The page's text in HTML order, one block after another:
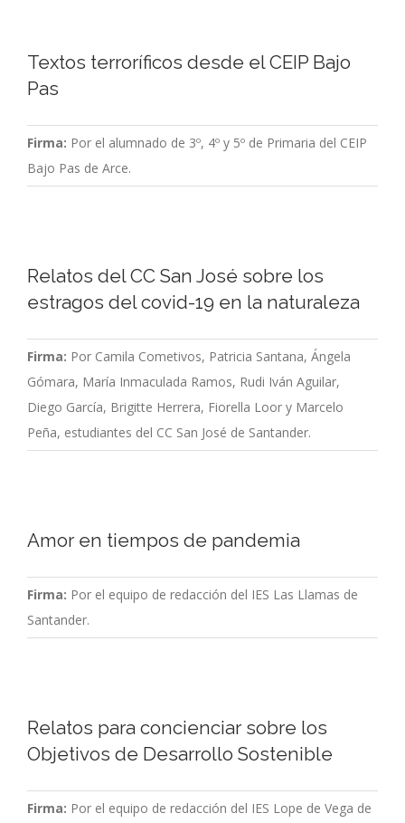
Textos terroríficos desde el CEIP Bajo
Pas
Firma: Por el alumnado de 3º, 4º y 5º de Primaria del CEIP
Bajo Pas de Arce.
Relatos del CC San José sobre los
estragos del covid-19 en la naturaleza
Firma: Por Camila Cometivos, Patricia Santana, Ángela
Gómara, María Inmaculada Ramos, Rudi Iván Aguilar,
Diego García, Brigitte Herrera, Fiorella Loor y Marcelo
Peña, estudiantes del CC San José de Santander.
Amor en tiempos de pandemia
Firma: Por el equipo de redacción del IES Las Llamas de
Santander.
Relatos para concienciar sobre los
Objetivos de Desarrollo Sostenible
Firma: Por el equipo de redacción del IES Lope de Vega de